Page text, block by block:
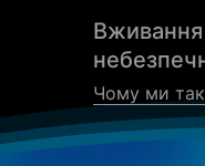
Вживання
Чому ми